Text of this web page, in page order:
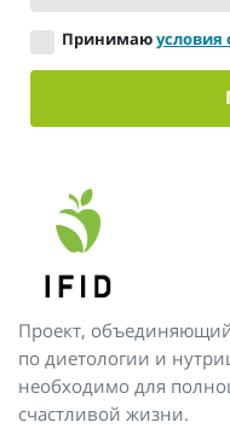
Проект,
по диетологии и
необходимо для
счастливой жизни.
Принимаюусловия